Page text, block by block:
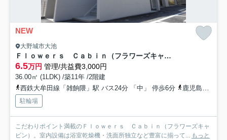
NEW
大野城市大池
Ｆｌｏｗｅｒｓ Ｃａｂｉｎ（フラワーズキャビン）
6.5万円 管理/共益費3,000円
36.00㎡ (1LDK) /築11年 /2階建
西鉄大牟田線「雑餉隈」駅 バス24分 「中」 停歩6分
鹿児島本線「南福岡」駅 バス11分 「中」 停歩6分
駐輪場
こだわりポイント満載のＦｌｏｗｅｒｓ Ｃａｂｉｎ（フラワーズキャ
ビン）。室内設備は浴室乾燥機・洗面所独立など豊富に揃って... もっと